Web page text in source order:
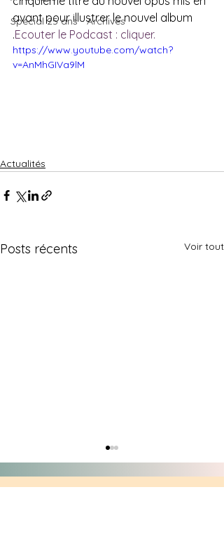
Spécial 25 ans - Archives
avant pour illustrer le nouvel album
.Ecouter le Podcast : cliquer.
https://www.youtube.com/watch?
v=AnMhGIVa9lM
Actualités
Posts récents Voir tout